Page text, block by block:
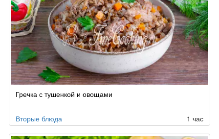
Гречка с тушенкой и овощами
Вторые блюда 1 час